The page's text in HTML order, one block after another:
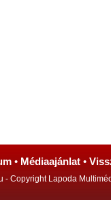
• Médiaajánlat •
- Copyright Lapoda